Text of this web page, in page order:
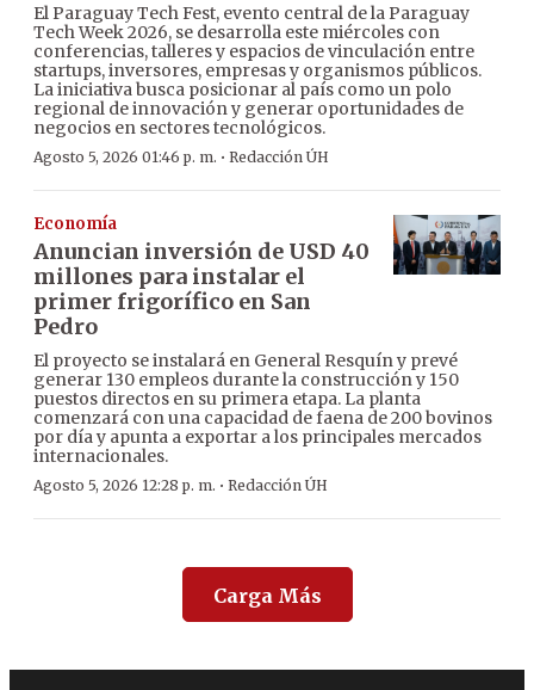
El Paraguay Tech Fest, evento central de la Paraguay
Tech Week 2026, se desarrolla este miércoles con
conferencias, talleres y espacios de vinculación entre
startups, inversores, empresas y organismos públicos.
La iniciativa busca posicionar al país como un polo
regional de innovación y generar oportunidades de
negocios en sectores tecnológicos.
Agosto 5, 2026 01:46 p. m. · Redacción ÚH
Economía
Anuncian inversión de USD 40
millones para instalar el
primer frigorífico en San
Pedro
El proyecto se instalará en General Resquín y prevé
generar 130 empleos durante la construcción y 150
puestos directos en su primera etapa. La planta
comenzará con una capacidad de faena de 200 bovinos
por día y apunta a exportar a los principales mercados
internacionales.
Agosto 5, 2026 12:28 p. m. · Redacción ÚH
Carga Más